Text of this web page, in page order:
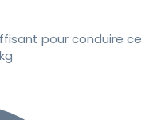
pour conduire ce